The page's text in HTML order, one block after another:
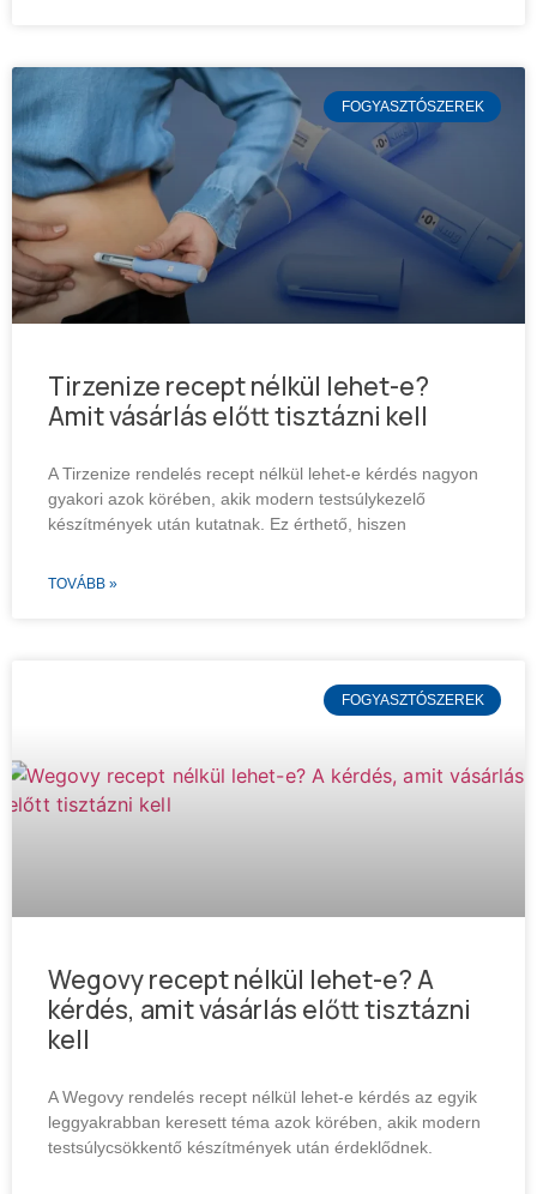
FOGYASZTÓSZEREK
Tirzenize recept nélkül lehet-e?
Amit vásárlás előtt tisztázni kell
A Tirzenize rendelés recept nélkül lehet-e kérdés nagyon
gyakori azok körében, akik modern testsúlykezelő
készítmények után kutatnak. Ez érthető, hiszen
TOVÁBB »
FOGYASZTÓSZEREK
Wegovy recept nélkül lehet-e? A
kérdés, amit vásárlás előtt tisztázni
kell
A Wegovy rendelés recept nélkül lehet-e kérdés az egyik
leggyakrabban keresett téma azok körében, akik modern
testsúlycsökkentő készítmények után érdeklődnek.